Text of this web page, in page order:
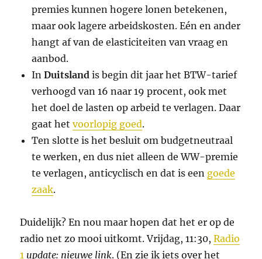
premies kunnen hogere lonen betekenen,
maar ook lagere arbeidskosten. Eén en ander
hangt af van de elasticiteiten van vraag en
aanbod.
InDuitsland is begin dit jaar het BTW-tarief
verhoogd van 16 naar 19 procent, ook met
het doel de lasten op arbeid te verlagen. Daar
gaat hetvoorlopig goed.
Ten slotte is het besluit om budgetneutraal
te werken, en dus niet alleen de WW-premie
te verlagen, anticyclisch en dat is een goede
zaak.
Duidelijk? En nou maar hopen dat het er op de
radio net zo mooi uitkomt. Vrijdag, 11:30,Radio
1 update: nieuwe link. (En zie ik iets over het